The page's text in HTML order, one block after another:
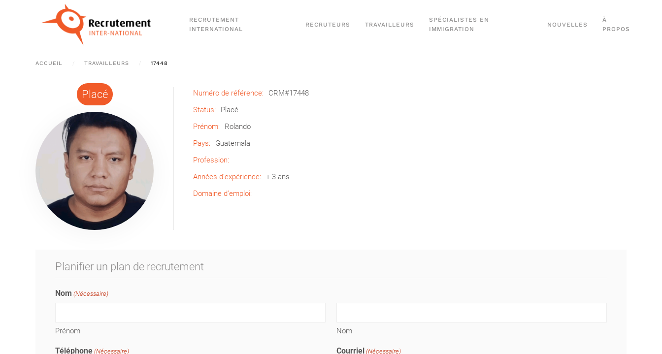
Passer au contenu principal
RECRUTEMENT
INTERNATIONAL
RECRUTEURS TRAVAILLEURS
SPÉCIALISTES EN
IMMIGRATION
NOUVELLES
À
PROPOS
ACCUEIL TRAVAILLEURS 17448
Placé Numéro de référence:
CRM#17448
Status:
Placé
Prénom:
Rolando
Pays:
Guatemala
Profession:
Années d’expérience:
+ 3 ans
Domaine d’emploi:
Planifier un plan de recrutement
Nom (Nécessaire)
Prénom Nom
Téléphone (Nécessaire) Courriel (Nécessaire)